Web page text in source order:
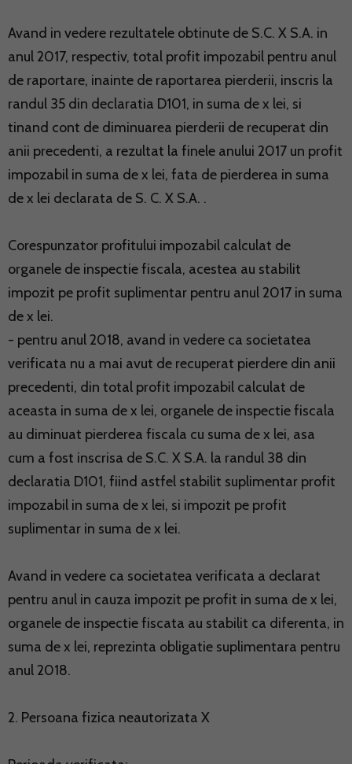
Avand in vedere rezultatele obtinute de S.C. X S.A. in
anul 2017, respectiv, total profit impozabil pentru anul
de raportare, inainte de raportarea pierderii, inscris la
randul 35 din declaratia D101, in suma de x lei, si
tinand cont de diminuarea pierderii de recuperat din
anii precedenti, a rezultat la finele anului 2017 un profit
impozabil in suma de x lei, fata de pierderea in suma
de x lei declarata de S. C. X S.A. .
Corespunzator profitului impozabil calculat de
organele de inspectie fiscala, acestea au stabilit
impozit pe profit suplimentar pentru anul 2017 in suma
de x lei.
- pentru anul 2018, avand in vedere ca societatea
verificata nu a mai avut de recuperat pierdere din anii
precedenti, din total profit impozabil calculat de
aceasta in suma de x lei, organele de inspectie fiscala
au diminuat pierderea fiscala cu suma de x lei, asa
cum a fost inscrisa de S.C. X S.A. la randul 38 din
declaratia D101, fiind astfel stabilit suplimentar profit
impozabil in suma de x lei, si impozit pe profit
suplimentar in suma de x lei.
Avand in vedere ca societatea verificata a declarat
pentru anul in cauza impozit pe profit in suma de x lei,
organele de inspectie fiscata au stabilit ca diferenta, in
suma de x lei, reprezinta obligatie suplimentara pentru
anul 2018.
2. Persoana fizica neautorizata X